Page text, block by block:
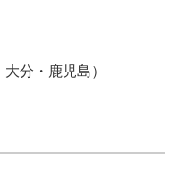
分・鹿児島）